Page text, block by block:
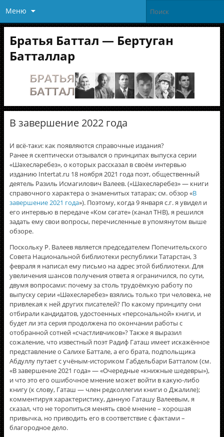
Меню
Братья Баттал — Бертуган
Батталлар
В завершение 2022 года
И всë-таки: как появляются справочные издания?
Ранее я скептически отзывался о принципах выпуска серии
«Шәхесләребез», о которых рассказал в своём интервью
изданию Intertat.ru 18 ноября 2021 года поэт, общественный
деятель Разиль Исмагилович Валеев. («Шәхесләребез» — книги
справочного характера о знаменитых татарах; см. обзор «В
завершение 2021 года»). Поэтому, когда 9 января с.г. я увидел и
его интервью в передаче «Ком сәгате» (канал ТНВ), я решился
задать ему свои вопросы, перечисленные в упомянутом выше
обзоре.
Поскольку Р. Валеев является председателем Попечительского
Совета Национальной библиотеки республики Татарстан, 3
февраля я написал ему письмо на адрес этой библиотеки. Для
увеличения шансов получения ответа я ограничился, по сути,
двумя вопросами: почему за столь трудоëмкую работу по
выпуску серии «Шәхесләребез» взялись только три человека, не
привлекая к ней других писателей? По какому принципу они
отбирали кандидатов, удостоенных «персональной» книги, и
будет ли эта серия продолжена по окончании работы с
отобранной сотней «счастливчиков»? Также я выразил
сожаление, что известный поэт Радиф Гаташ имеет искажённое
представление о Салихе Баттале, а его брата, подпольщика
Абдуллу путает с учёным-историком Габдельбари Батталом (см.
«В завершение 2021 года» — «Очередные «книжные шедевры»),
и что это его ошибочное мнение может войти в какую-либо
книгу (к слову, Гаташ — член редколлегии книги о Джалиле);
комментируя характеристику, данную Гаташу Валеевым, я
сказал, что не торопиться менять своё мнение – хорошая
привычка, но приводить его в соответствие с фактами –
благородное дело.